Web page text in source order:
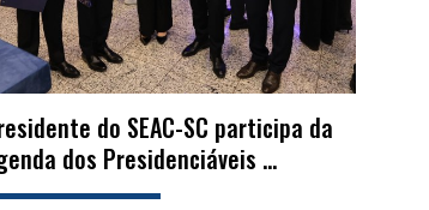
do SEAC-SC participa da
dos Presidenciáveis ...